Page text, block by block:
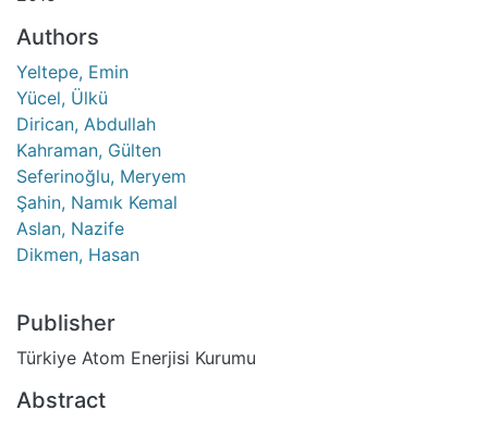
Authors
Yeltepe, Emin
Yücel, Ülkü
Dirican, Abdullah
Kahraman, Gülten
Seferinoğlu, Meryem
Şahin, Namık Kemal
Aslan, Nazife
Dikmen, Hasan
Publisher
Türkiye Atom Enerjisi Kurumu
Abstract